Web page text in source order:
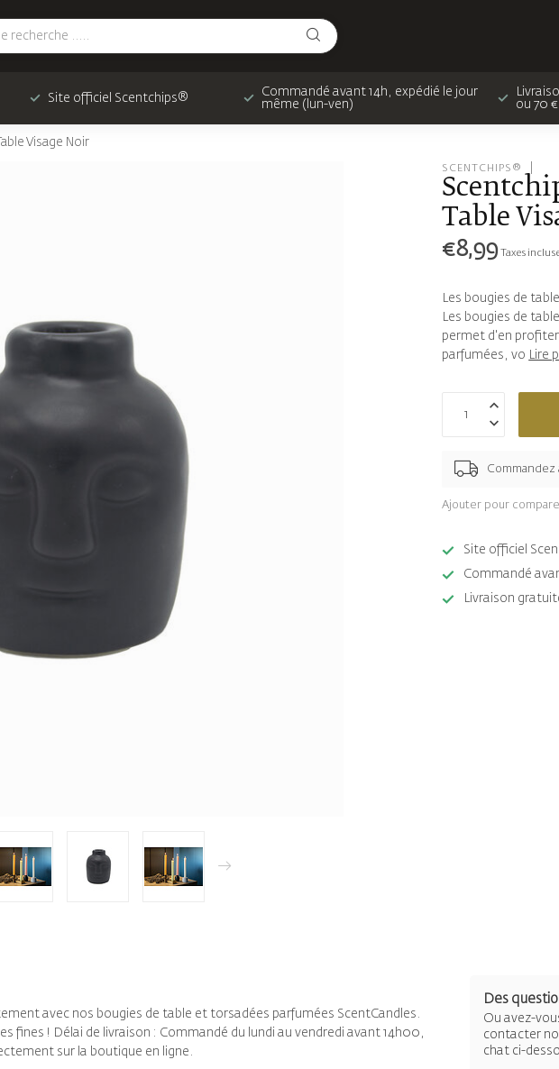
Site officiel Scentchips®
Commandé avant 14h, expédié le jour
même (lun-ven)
ou 70
Visage Noir
SCENTCHIPS®
Table
€8,99 Taxes
Les bougies de
Les bougies de
permet d'en
parfumées, vo Lire
Commandez
Ajouter pour
Site officiel
Commandé
Livraison
avec nos bougies de table et torsadées parfumées ScentCandles.
fines ! Délai de livraison : Commandé du lundi au vendredi avant 14h00,
sur la boutique en ligne.
Des
Ou avez-
contacter
chat ci-